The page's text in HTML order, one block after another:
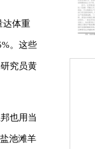
达体重
。这些
究员黄
也用当
池滩羊